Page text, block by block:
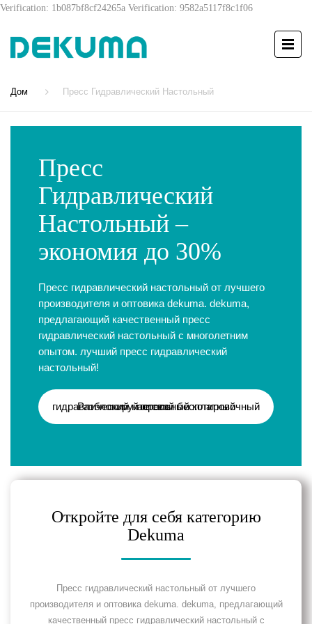
Verification: 1b087bf8cf24265a Verification: 9582a5117f8c1f06
Дом Пресс Гидравлический Настольный
Пресс
Гидравлический
Настольный –
экономия до 30%
Пресс гидравлический настольный от лучшего
производителя и оптовика dekuma. dekuma,
предлагающий качественный пресс
гидравлический настольный с многолетним
опытом. лучший пресс гидравлический
настольный!
Разблокируйте свой бесплатный гидравлический настольный котировочный пресс
Откройте для себя категорию
Dekuma
Пресс гидравлический настольный от лучшего
производителя и оптовика dekuma. dekuma, предлагающий
качественный пресс гидравлический настольный с